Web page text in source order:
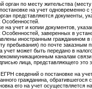
орган по месту жительства (месту
на учет одновременно с
представляются документы,
на учет и копии документов,
заверенных в
иностранным гражданином в
пребывания) по почте заказным
учет может быть передано в
каналам
лица, представляющего это
сведений о постановке на
гражданина, обратившегося
его на учет осуществляется